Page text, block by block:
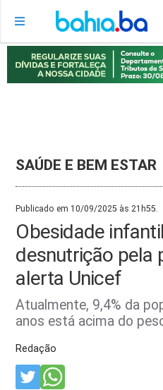
SAÚDE E BEM ESTAR
Publicado em 10/09/2025 às 21h55.
Obesidade
desnutrição pela
alerta Unicef
Atualmente, 9,4% da
anos está acima do
Redação